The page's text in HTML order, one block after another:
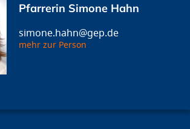
Pfarrerin Simone Hahn
simone.hahn@gep.de
mehr zur Person